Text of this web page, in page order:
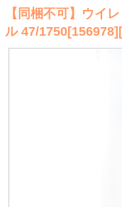
【同梱不可】ウイ
ル 47/